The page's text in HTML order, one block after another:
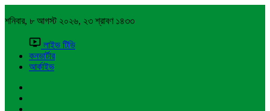
শনিবার, ৮ আগস্ট ২০২৬, ২৩ শ্রাবণ ১৪৩৩
লাইভ টিভি
কনভার্টার
আর্কাইভ